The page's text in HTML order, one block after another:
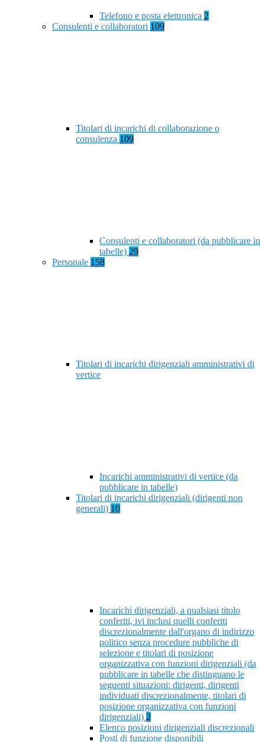
Telefono e posta elettronica 2
Consulenti e collaboratori 109
Titolari di incarichi di collaborazione o
consulenza 109
Consulenti e collaboratori (da pubblicare in
tabelle) 29
Personale 158
Titolari di incarichi dirigenziali amministrativi di
vertice
Incarichi amministrativi di vertice (da
pubblicare in tabelle)
Titolari di incarichi dirigenziali (dirigenti non
generali) 10
Incarichi dirigenziali, a qualsiasi titolo
conferiti, ivi inclusi quelli conferiti
discrezionalmente dall'organo di indirizzo
politico senza procedure pubbliche di
selezione e titolari di posizione
organizzativa con funzioni dirigenziali (da
pubblicare in tabelle che distinguano le
seguenti situazioni: dirigenti, dirigenti
individuati discrezionalmente, titolari di
posizione organizzativa con funzioni
dirigenziali) 2
Elenco posizioni dirigenziali discrezionali
Posti di funzione disponibili